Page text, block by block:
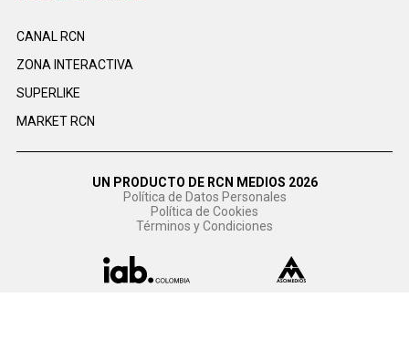
CANAL RCN
ZONA INTERACTIVA
SUPERLIKE
MARKET RCN
UN PRODUCTO DE RCN MEDIOS 2026
Política de Datos Personales
Política de Cookies
Términos y Condiciones